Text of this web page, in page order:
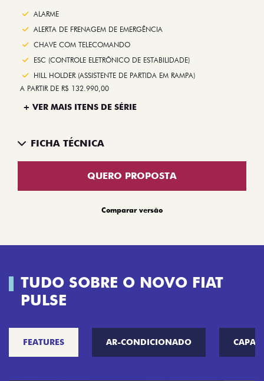
ALARME
ALERTA DE FRENAGEM DE EMERGÊNCIA
CHAVE COM TELECOMANDO
ESC (CONTROLE ELETRÔNICO DE ESTABILIDADE)
HILL HOLDER (ASSISTENTE DE PARTIDA EM RAMPA)
A PARTIR DE R$ 132.990,00
+ VER MAIS ITENS DE SÉRIE
FICHA TÉCNICA
QUERO PROPOSTA
Comparar versão
TUDO SOBRE O NOVO FIAT
PULSE
FEATURES AR-CONDICIONADO